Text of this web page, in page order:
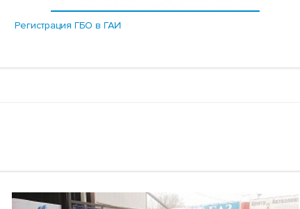
Регистрация ГБО в ГАИ